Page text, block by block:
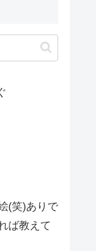
(笑)ありで
ば教えて